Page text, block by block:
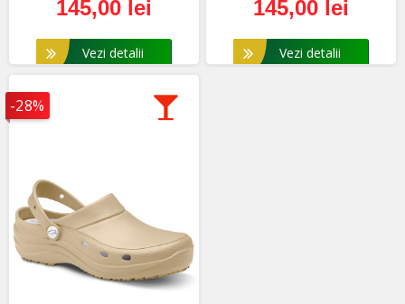
145,00 lei
Vezi detalii
145,00 lei
Vezi detalii
-28%